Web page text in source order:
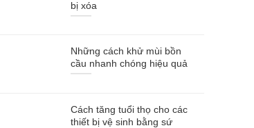
bị xóa
Những cách khử mùi bồn
cầu nhanh chóng hiệu quả
Cách tăng tuổi thọ cho các
thiết bị vệ sinh bằng sứ